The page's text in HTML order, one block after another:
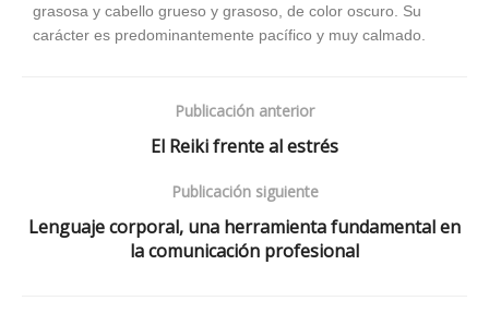
grasosa y cabello grueso y grasoso, de color oscuro. Su
carácter es predominantemente pacífico y muy calmado.
Publicación anterior
El Reiki frente al estrés
Publicación siguiente
Lenguaje corporal, una herramienta fundamental en
la comunicación profesional